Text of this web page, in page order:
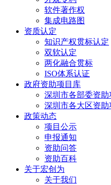
软件著作权
集成电路图
资质认定
知识产权贯标认定
双软认定
两化融合贯标
ISO体系认证
政府资助项目库
深圳市各部委资助
深圳市各大区资助
政策动态
项目公示
申报通知
资助问答
资助百科
关于宏创为
关于我们